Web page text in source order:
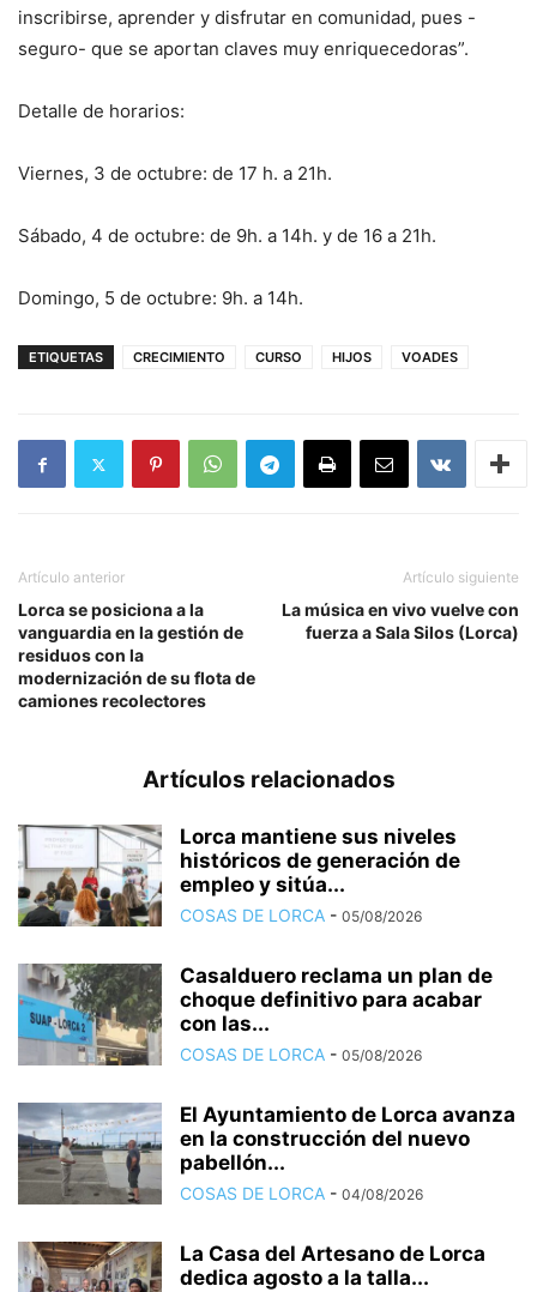
inscribirse, aprender y disfrutar en comunidad, pues -
seguro- que se aportan claves muy enriquecedoras”.
Detalle de horarios:
Viernes, 3 de octubre: de 17 h. a 21h.
Sábado, 4 de octubre: de 9h. a 14h. y de 16 a 21h.
Domingo, 5 de octubre: 9h. a 14h.
ETIQUETAS CRECIMIENTO CURSO HIJOS VOADES
Artículo anterior
Lorca se posiciona a la
vanguardia en la gestión de
residuos con la
modernización de su flota de
camiones recolectores
Artículo siguiente
La música en vivo vuelve con
fuerza a Sala Silos (Lorca)
Artículos relacionados
Lorca mantiene sus niveles
históricos de generación de
empleo y sitúa...
COSAS DE LORCA - 05/08/2026
Casalduero reclama un plan de
choque definitivo para acabar
con las...
COSAS DE LORCA - 05/08/2026
El Ayuntamiento de Lorca avanza
en la construcción del nuevo
pabellón...
COSAS DE LORCA - 04/08/2026
La Casa del Artesano de Lorca
dedica agosto a la talla...